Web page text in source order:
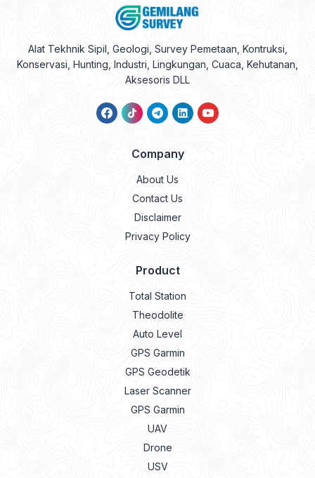
Alat Tekhnik Sipil, Geologi, Survey Pemetaan, Kontruksi,
Konservasi, Hunting, Industri, Lingkungan, Cuaca, Kehutanan,
Aksesoris DLL
Company
About Us
Contact Us
Disclaimer
Privacy Policy
Product
Total Station
Theodolite
Auto Level
GPS Garmin
GPS Geodetik
Laser Scanner
GPS Garmin
UAV
Drone
USV